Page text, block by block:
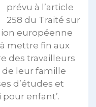
prévu à l’article
258 du Traité sur
européenne
mettre fin aux
des travailleurs
leur famille
d’études et
pour enfant’.